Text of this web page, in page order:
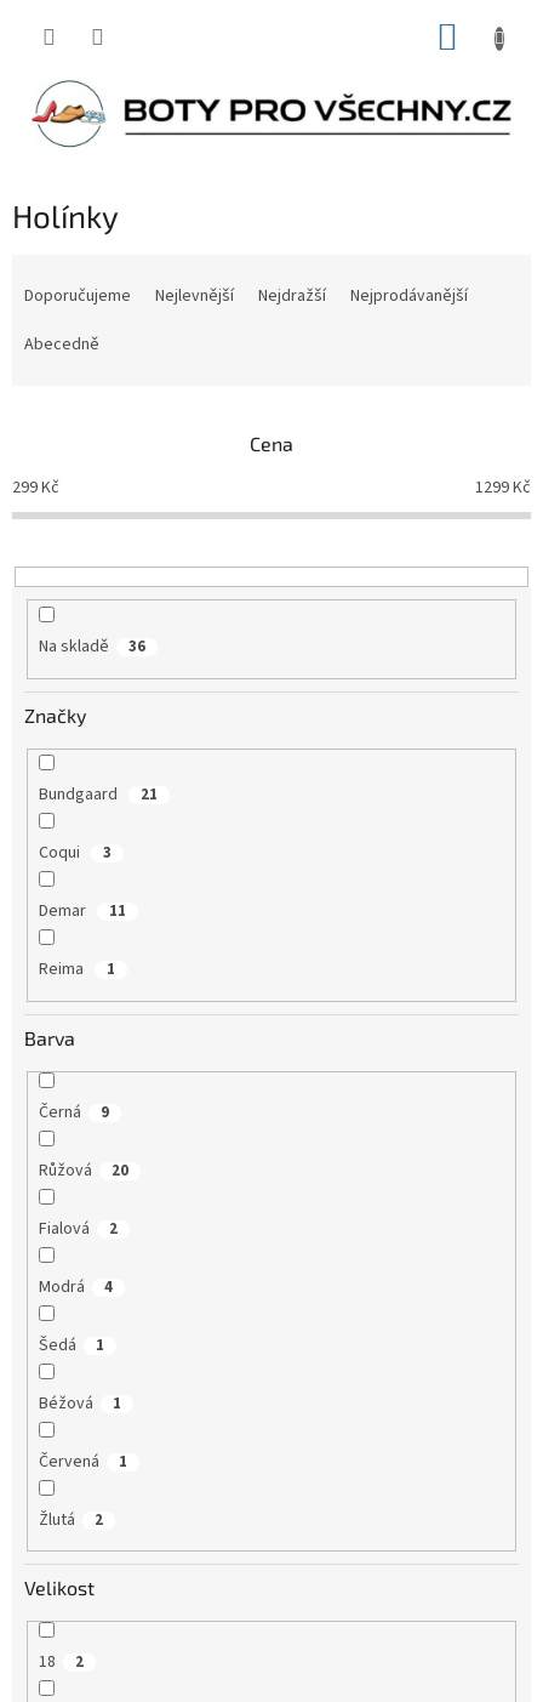
Holínky
o
d
k
t
Doporučujeme Nejlevnější Nejdražší
Nejprodávanější
Abecedně
Cena
299Kč 1299Kč
Na skladě 36
Značky
Bundgaard 21
Coqui 3
Demar 11
Reima 1
Barva
Černá 9
Růžová 20
Fialová 2
Modrá 4
Šedá 1
Béžová 1
Červená 1
Žlutá 2
Velikost
18 2